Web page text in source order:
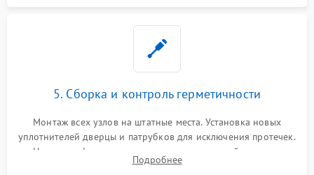
5. Сборка и контроль герметичности
Монтаж всех узлов на штатные места. Установка новых
уплотнителей дверцы и патрубков для исключения протечек.
Надежная фиксация хомутов гидравлической системы,
сборка корпуса и установка датчика поплавка.
Подробнее